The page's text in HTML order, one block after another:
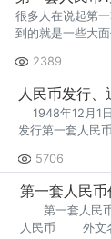
很多人在说起第
到的就是一些大
当中还发行了面
元、五元。
2389
人民币发行
1948年12月1
发行第一套人民
50 5706
第一套人民
第一套人民币简介： 名
人民币 外文名称：First series of the